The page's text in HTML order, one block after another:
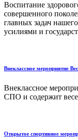
Воспитание
совершенного
главных задач
усилиями и
Внеклассное мероприятие
Внеклассное
СПО и содержит
Открытое спортивное